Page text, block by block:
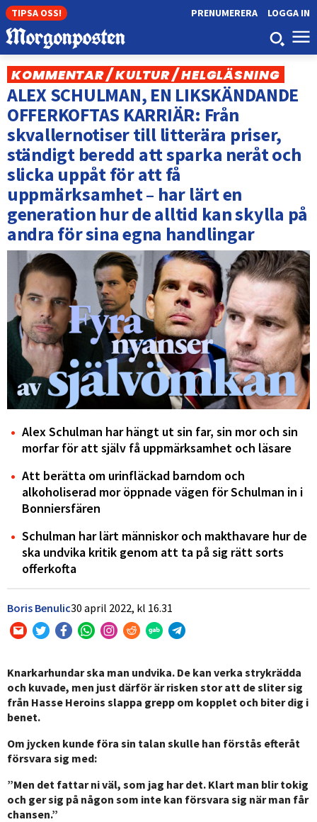
TIPSA OSS! LOGGA IN
PRENUMERERA
KOMMENTAR / KULTUR / HELGLÄSNING
ALEX SCHULMAN, EN LIKSKÄNDANDE
OFFERKOFTAS KARRIÄR: Från
skvallernotiser till litterära priser,
ständigt beredd att sparka neråt och
slicka uppåt för att få
uppmärksamhet – har lärt en
generation hur de alltid kan skylla på
andra för sina egna handlingar
Alex Schulman har hängt ut sin far, sin mor och sin
morfar för att själv få uppmärksamhet och läsare
Att berätta om urinfläckad barndom och
alkoholiserad mor öppnade vägen för Schulman in i
Bonniersfären
Schulman har lärt människor och makthavare hur de
ska undvika kritik genom att ta på sig rätt sorts
offerkofta
Boris Benulic30 april 2022, kl 16.31
Knarkarhundar ska man undvika. De kan verka strykrädda
och kuvade, men just därför är risken stor att de sliter sig
från Hasse Heroins slappa grepp om kopplet och biter dig i
benet.
Om jycken kunde föra sin talan skulle han förstås efteråt
försvara sig med:
”Men det fattar ni väl, som jag har det. Klart man blir tokig
och ger sig på någon som inte kan försvara sig när man får
chansen.”